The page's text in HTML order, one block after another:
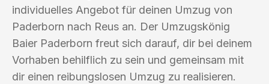
individuelles Angebot für deinen Umzug von
Paderborn nach Reus an. Der Umzugskönig
Baier Paderborn freut sich darauf, dir bei deinem
Vorhaben behilflich zu sein und gemeinsam mit
dir einen reibungslosen Umzug zu realisieren.